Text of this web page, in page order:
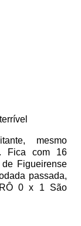
mesmo
Fica com 16
Figueirense
passada,
0 x 1 São